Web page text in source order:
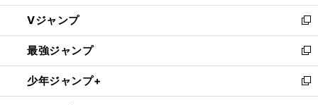
ウ
ィ
ン
ド
ウ
で
開
し
い
ウ
ィ
ン
ド
ウ
Vジャンプ
新
し
い
ウ
ィ
ン
最強ジャンプ
新
し
い
ウ
少年ジャンプ+
新
し